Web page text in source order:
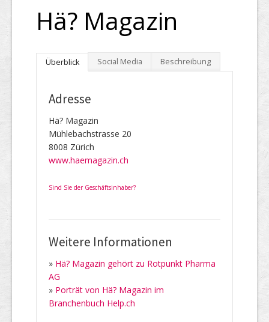
Hä? Magazin
Überblick Social Media Beschreibung
Adresse
Hä? Magazin
Mühlebachstrasse 20
8008 Zürich
www.haemagazin.ch
Sind Sie der Geschäftsinhaber?
Weitere Informationen
» Hä? Magazin gehört zu Rotpunkt Pharma
AG
» Porträt von Hä? Magazin im
Branchenbuch Help.ch